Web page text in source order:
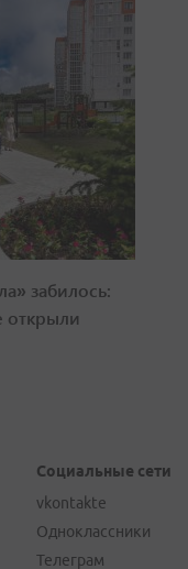
забилось:
открыли
Социальные сети
vkontakte
Одноклассники
Телеграм